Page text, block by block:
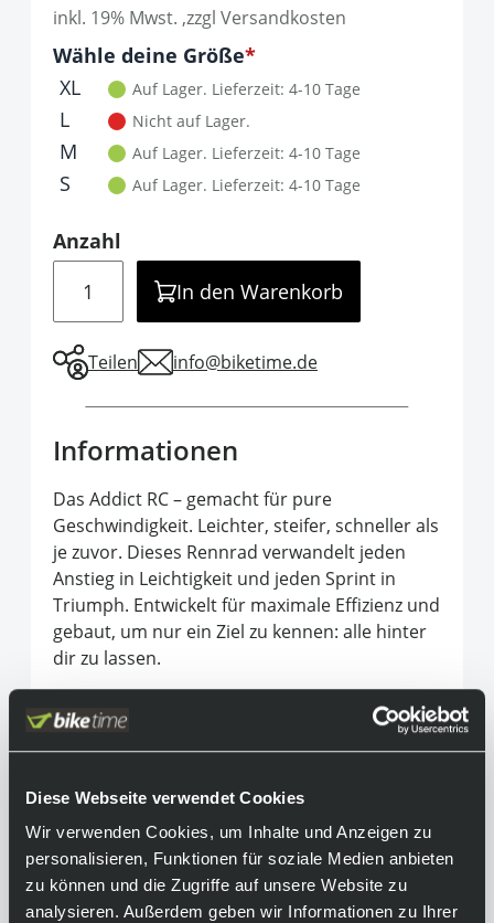
Diese Webseite verwendet Cookies
Wir verwenden Cookies, um Inhalte und Anzeigen zu
personalisieren, Funktionen für soziale Medien anbieten
zu können und die Zugriffe auf unsere Website zu
analysieren. Außerdem geben wir Informationen zu Ihrer
inkl. 19% Mwst. ,zzgl Versandkosten
Optionen
Wähle deine Größe
It is required to select one of the available
XL Auf Lager. Lieferzeit: 4-10 Tage
L Nicht auf Lager.
M Auf Lager. Lieferzeit: 4-10 Tage
S Auf Lager. Lieferzeit: 4-10 Tage
Anzahl
In den Warenkorb
Teilen info@biketime.de
Informationen
Das Addict RC – gemacht für pure
Geschwindigkeit. Leichter, steifer, schneller als
je zuvor. Dieses Rennrad verwandelt jeden
Anstieg in Leichtigkeit und jeden Sprint in
Triumph. Entwickelt für maximale Effizienz und
gebaut, um nur ein Ziel zu kennen: alle hinter
dir zu lassen.
Equipment
Das Produktbild kann aufgrund
endgültigen Produkt abweichen.
Rahmen:
Addict RC HMX, Road Race geometry,